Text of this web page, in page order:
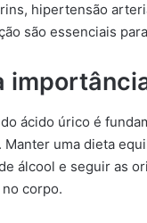
hipertensão
são essenciais
ácido úrico é
Manter uma dieta
álcool e seguir as
corpo.